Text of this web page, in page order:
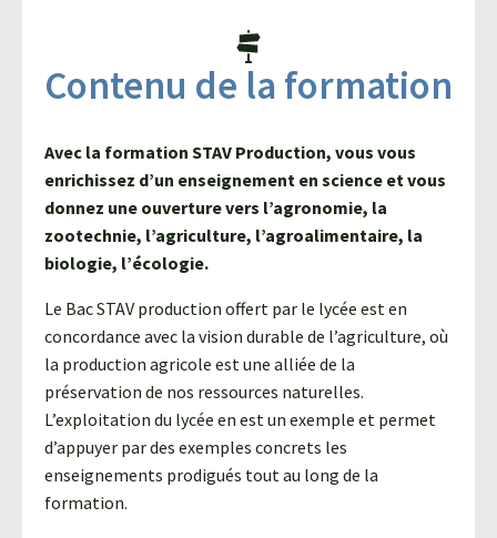
Contenu de la formation
Avec la formation STAV Production, vous vous
enrichissez d’un enseignement en science et vous
donnez une ouverture vers l’agronomie, la
zootechnie, l’agriculture, l’agroalimentaire, la
biologie, l’écologie.
Le Bac STAV production offert par le lycée est en
concordance avec la vision durable de l’agriculture, où
la production agricole est une alliée de la
préservation de nos ressources naturelles.
L’exploitation du lycée en est un exemple et permet
d’appuyer par des exemples concrets les
enseignements prodigués tout au long de la
formation.